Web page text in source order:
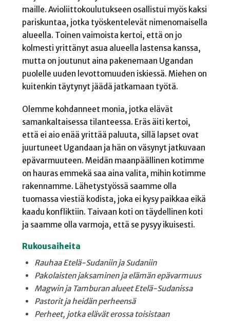
maille. Avioliittokoulutukseen osallistui myös kaksi
pariskuntaa, jotka työskentelevät nimenomaisella
alueella. Toinen vaimoista kertoi, että on jo
kolmesti yrittänyt asua alueella lastensa kanssa,
mutta on joutunut aina pakenemaan Ugandan
puolelle uuden levottomuuden iskiessä. Miehen on
kuitenkin täytynyt jäädä jatkamaan työtä.
Olemme kohdanneet monia, jotka elävät
samankaltaisessa tilanteessa. Eräs äiti kertoi,
että ei aio enää yrittää paluuta, sillä lapset ovat
juurtuneet Ugandaan ja hän on väsynyt jatkuvaan
epävarmuuteen. Meidän maanpäällinen kotimme
on hauras emmekä saa aina valita, mihin kotimme
rakennamme. Lähetystyössä saamme olla
tuomassa viestiä kodista, joka ei kysy paikkaa eikä
kaadu konfliktiin. Taivaan koti on täydellinen koti
ja saamme olla varmoja, että se pysyy ikuisesti.
Rukousaiheita
Rauhaa Etelä-Sudaniin ja Sudaniin
Pakolaisten jaksaminen ja elämän epävarmuus
Magwin ja Tamburan alueet Etelä-Sudanissa
Pastorit ja heidän perheensä
Perheet, jotka elävät erossa toisistaan